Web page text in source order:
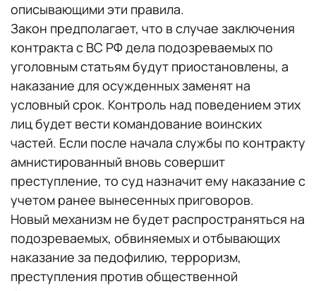
описывающими эти правила.
Закон предполагает, что в случае заключения
контракта с ВС РФ дела подозреваемых по
уголовным статьям будут приостановлены, а
наказание для осужденных заменят на
условный срок. Контроль над поведением этих
лиц будет вести командование воинских
частей. Если после начала службы по контракту
амнистированный вновь совершит
преступление, то суд назначит ему наказание с
учетом ранее вынесенных приговоров.
Новый механизм не будет распространяться на
подозреваемых, обвиняемых и отбывающих
наказание за педофилию, терроризм,
преступления против общественной